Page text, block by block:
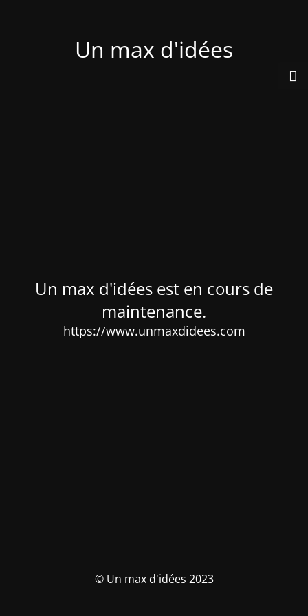
Un max d'idées
Un max d'idées est en cours de
maintenance.
https://www.unmaxdidees.com
© Un max d'idées 2023